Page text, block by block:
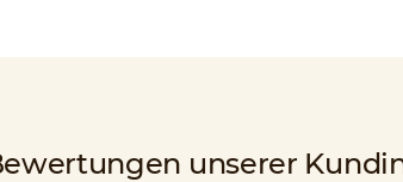
unserer